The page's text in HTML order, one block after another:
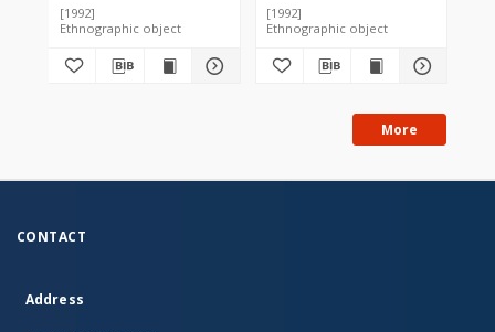
[1992]
Ethnographic object
[1992]
Ethnographic object
More
CONTACT
Address